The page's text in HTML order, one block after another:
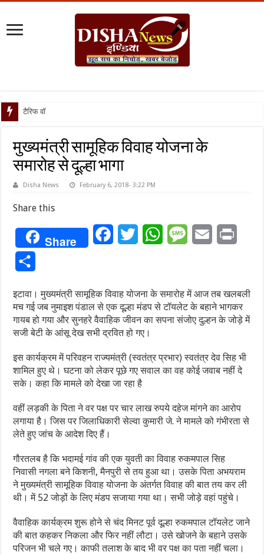
टैरिफ वॉर पर पिघली बर्फ
मुख्यमंत्री सामूहिक विवाह योजना के
समारोह से दूल्हा भागा
Disha News February 6, 2018- 3:22 PM
Share this
Share FacebookTwitterWhatsAppMessageEmail
इटावा। मुख्यमंत्री सामूहिक विवाह योजना के समारोह में आज तब खलबली
मच गई जब नुमाइश पंडाल से एक दूल्हा मंडप से टॉयलेट के बहाने भागकर
गायब हो गया और सुनहरे वैवाहिक जीवन का सपना संजोए दुल्हन के जोड़े में
सजी बेटी के आंसू देख सभी द्रवित हो गए।
इस कार्यक्रम में परिवहन राज्यमंत्री (स्वतंत्र प्रभार) स्वतंत्र देव सिह भी
शामिल हुए थे। घटना को लेकर पूछे गए सवाल का वह कोई जवाब नहीं दे
सके। कहा कि मामले को देखा जा रहा है
वहीं लड़की के पिता ने वर पक्ष पर चार लाख रुपये दहेज मांगने का आरोप
लगाया है। जिस पर जिलाधिकारी सेल्वा कुमारी जे. ने मामले को गंभीरता से
लेते हुए जांच के आदेश दिए हैं।
गौरतलब है कि भदामई गांव की एक युवती का विवाह रुकमपाल सिह
निवासी नगला बने किशनी, मैनपुरी से तय हुआ था। उसके पिता अभयराम
ने मुख्यमंत्री सामूहिक विवाह योजना के अंतर्गत विवाह की बात तय कर ली
थी। में 52 जोड़ों के लिए मंडप सजाया गया था। सभी जोड़े वहां पहुंचे।
वैवाहिक कार्यक्रम शुरू होने से चंद मिनट पूर्व दूल्हा रुकमपाल टॉयलेट जाने
की बात कहकर निकला और फिर नहीं लौटा। उसे खोजने के बहाने उसके
परिजन भी चले गए। काफी तलाश के बाद भी वर पक्ष का पता नहीं चला।